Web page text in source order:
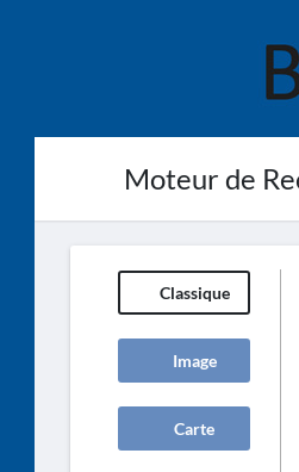
Moteur de
Classique
Image
Carte